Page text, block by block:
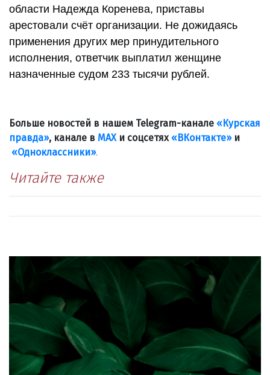
области Надежда Коренева, приставы
арестовали счёт организации. Не дожидаясь
применения других мер принудительного
исполнения, ответчик выплатил женщине
назначенные судом 233 тысячи рублей.
Больше новостей в нашем Telegram-канале «Курская
правда», канале в МАХи соцсетях «ВКонтакте»и
«Одноклассники».
Читайте также